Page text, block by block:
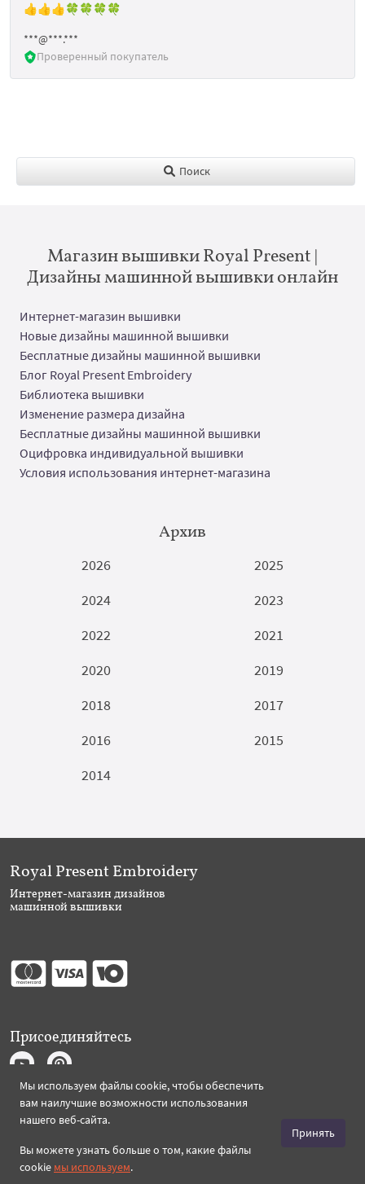
👍👍👍🍀🍀🍀🍀
***@***.***
Проверенный покупатель
Поиск
Магазин вышивки Royal Present |
Дизайны машинной вышивки онлайн
Интернет-магазин вышивки
Новые дизайны машинной вышивки
Бесплатные дизайны машинной вышивки
Блог Royal Present Embroidery
Библиотека вышивки
Изменение размера дизайна
Бесплатные дизайны машинной вышивки
Оцифровка индивидуальной вышивки
Условия использования интернет-магазина
Архив
2026
2025
2024
2023
2022
2021
2020
2019
2018
2017
2016
2015
2014
Мы используем файлы cookie, чтобы обеспечить
вам наилучшие возможности использования
нашего веб-сайта.
Вы можете узнать больше о том, какие файлы
cookie мы используем.
Принять
Royal Present Embroidery
Интернет-магазин дизайнов
машинной вышивки
Присоединяйтесь